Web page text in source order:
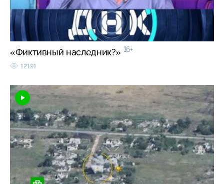
«Фиктивный наследник?» 16+
12191